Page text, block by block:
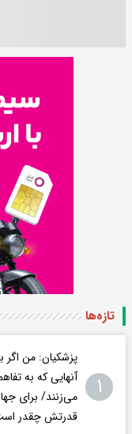
تازه‌ها
۱
پزشکیان: من اگر
آنهایی که به
می‌زنند/ برای
قدرتش چقدر